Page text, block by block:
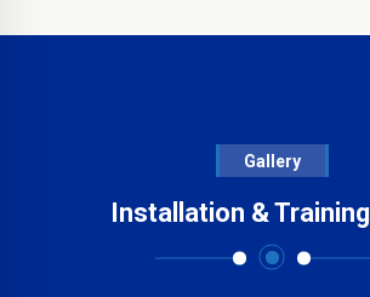
Gallery
Installation & Training